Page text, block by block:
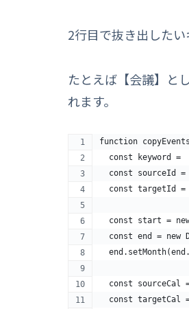
2行目で抜き出したい
たとえば【会議】と
れます。
function
const keyword =
const sourceId =
const targetId =
const start =
const end = new
const sourceCal
const targetCal